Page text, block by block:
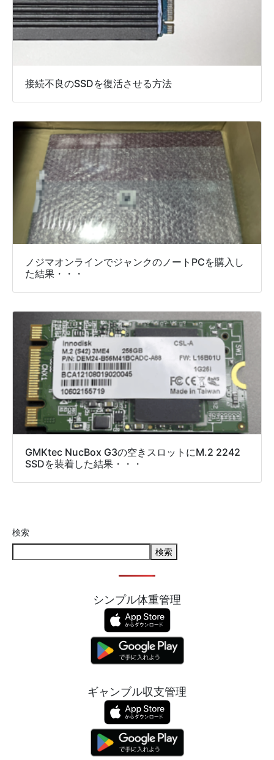
接続不良のSSDを復活させる方法
ノジマオンラインでジャンクのノートPCを購入し
た結果・・・
GMKtec NucBox G3の空きスロットにM.2 2242
SSDを装着した結果・・・
検索
検索
シンプル体重管理
ギャンブル収支管理